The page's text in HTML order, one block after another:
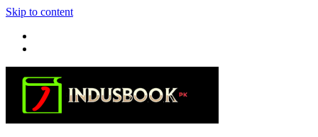
Skip to content